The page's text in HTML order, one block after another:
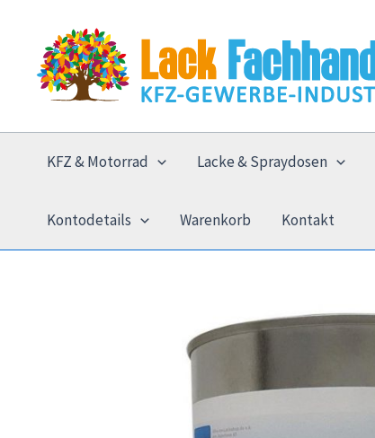
springen
KFZ & Motorrad Lacke & Spraydosen
Kontodetails Warenkorb Kontakt